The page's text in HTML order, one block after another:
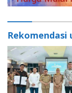
Rekomendasi